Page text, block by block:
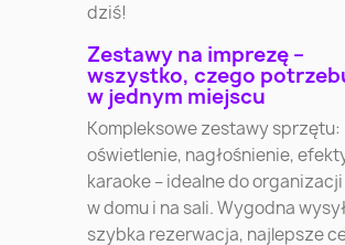
dziś!
Zestawy na imprezę –
wszystko, czego
w jednym miejscu
Kompleksowe zestawy sprzętu:
oświetlenie, nagłośnienie,
karaoke – idealne do
w domu i na sali. Wygodna
szybka rezerwacja, najlepsze